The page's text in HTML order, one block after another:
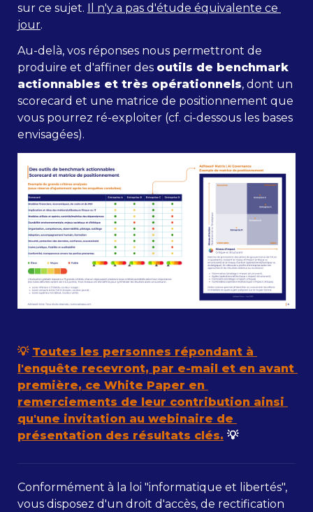
sur ce sujet. Il n'y a pas d'étude équivalente ce
jour.
Au-delà, vos réponses nous permettront de
produire et d'affiner des outils de benchmark
actionnables et très opérationnels, dont un
scorecard et une matrice de positionnement que
vous pourrez ré-exploiter (cf. ci-dessous les bases
envisagées).
💡 Toutes les personnes répondant à
l'enquête recevront, par e-mail et en avant
première, ce White Paper en
remerciements de leur contribution ainsi
qu'une invitation au webinaire de
présentation des résultats clés. 💡
Conformément à la loi "informatique et libertés",
vous disposez d'un droit d'accès, de rectification